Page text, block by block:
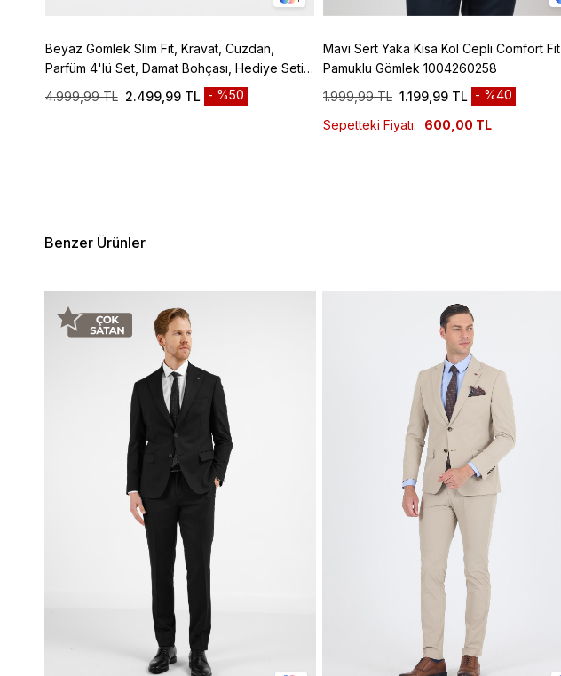
Beyaz Gömlek Slim Fit, Kravat, Cüzdan,
Parfüm 4'lü Set, Damat Bohçası, Hediye Seti,
4.999,99 TL 2.499,99 TL %50
Mavi Sert Yaka Kısa Kol Cepli Comfort Fit
Pamuklu Gömlek 1004260258
1.999,99 TL 1.199,99 TL
%40
Sepetteki Fiyatı:
600,00 TL
Benzer Ürünler